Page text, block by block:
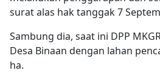
surat alas hak tanggak 7
Sambung dia, saat ini DPP
Desa Binaan dengan lahan
ha.